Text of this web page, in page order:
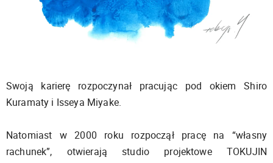
Swoją karierę rozpoczynał pracując pod okiem Shiro
Kuramaty i Isseya Miyake.
Natomiast w 2000 roku rozpoczął pracę na “własny
rachunek”, otwierają studio projektowe TOKUJIN